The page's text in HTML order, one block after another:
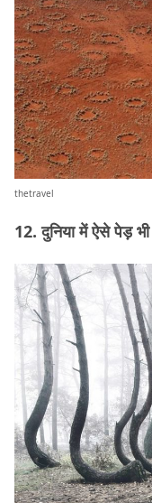
thetravel
12. दुनिया में ऐसे पेड़